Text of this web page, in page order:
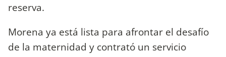
reserva.
Morena ya está lista para afrontar el desafío
de la maternidad y contrató un servicio